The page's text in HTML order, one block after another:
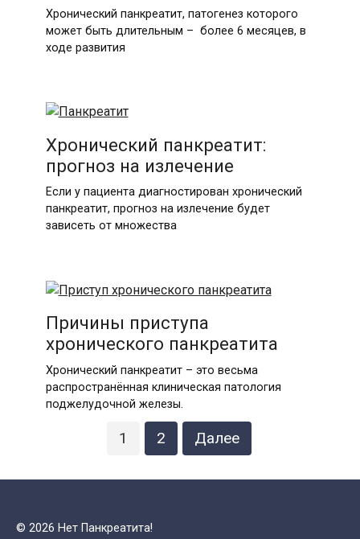
Хронический панкреатит, патогенез которого
может быть длительным – более 6 месяцев, в
ходе развития
Хронический панкреатит:
прогноз на излечение
Если у пациента диагностирован хронический
панкреатит, прогноз на излечение будет
зависеть от множества
Причины приступа
хронического панкреатита
Хронический панкреатит – это весьма
распространённая клиническая патология
поджелудочной железы.
1 2 Далее
© 2026 Нет Панкреатита!